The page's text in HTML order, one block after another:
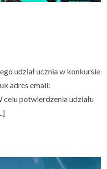
udział ucznia w konkursie
adres email:
potwierdzenia udziału